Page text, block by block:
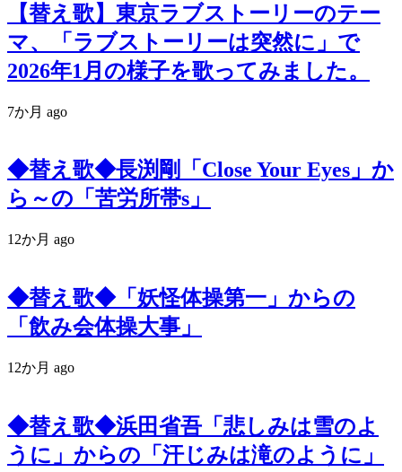
【替え歌】東京ラブストーリーのテー
マ、「ラブストーリーは突然に」で
2026年1月の様子を歌ってみました。
7か月 ago
◆替え歌◆長渕剛「Close Your Eyes」か
ら～の「苦労所帯s」
12か月 ago
◆替え歌◆「妖怪体操第一」からの
「飲み会体操大事」
12か月 ago
◆替え歌◆浜田省吾「悲しみは雪のよ
うに」からの「汗じみは滝のように」